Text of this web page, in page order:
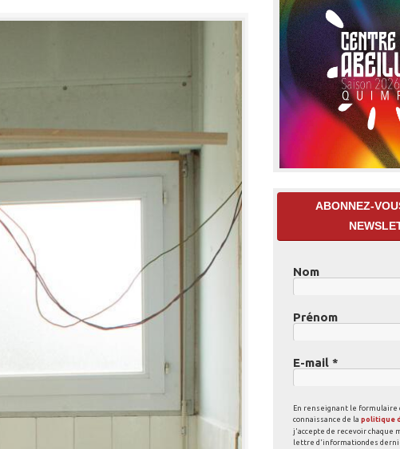
ABONNEZ-
Nom
Prénom
E-mail *
En renseignant le formulaire
connaissance de la politique
j'accepte de recevoir chaque
lettre d'informationdes